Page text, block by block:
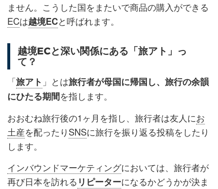
ません。こうした国をまたいで商品の購入ができる
ECは越境ECと呼ばれます。
越境ECと深い関係にある「旅アト」っ
て？
「旅アト 」とは旅行者が母国に帰国し、旅行の余韻
にひたる期間を指します。
おおむね旅行後の1ヶ月を指し、旅行者は友人にお
土産を配ったりSNSに旅行を振り返る投稿をしたり
します。
インバウンドマーケティングにおいては、旅行者が
再び日本を訪れる リピーターになるかどうかが決ま